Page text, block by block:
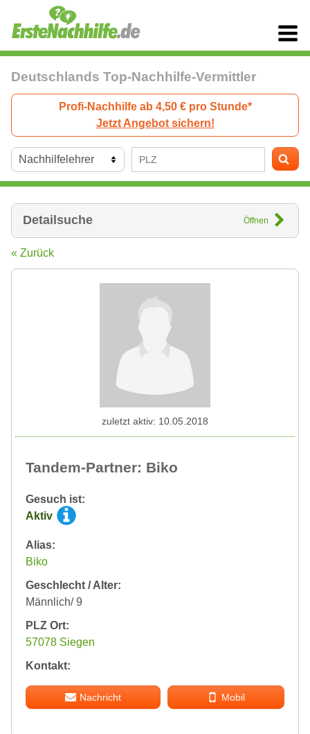
Deutschlands Top-Nachhilfe-Vermittler
Profi-Nachhilfe ab 4,50 € pro Stunde*
Jetzt Angebot sichern!
Detailsuche Öffnen
« Zurück
Tandem-Partner: Biko
Gesuch ist:
Aktiv
Alias:
Biko
Geschlecht / Alter:
Männlich/ 9
PLZ Ort:
57078 Siegen
Kontakt:
Nachricht Mobil
zuletzt aktiv: 10.05.2018